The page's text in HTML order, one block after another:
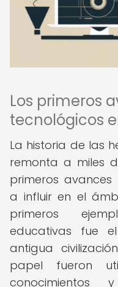
Los primeros
tecnológicos
La historia de las
remonta a miles
primeros avances
a influir en el
primeros
educativas fue
antigua
papel fueron
conocimientos